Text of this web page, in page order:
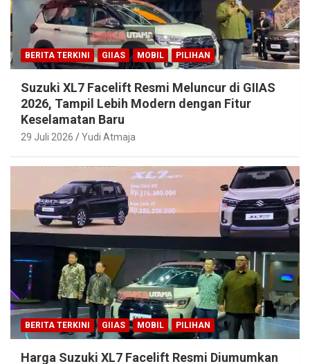
BERITA TERKINI GIIAS MOBIL PILIHAN
Suzuki XL7 Facelift Resmi Meluncur di GIIAS
2026, Tampil Lebih Modern dengan Fitur
Keselamatan Baru
29 Juli 2026 Yudi Atmaja
BERITA TERKINI GIIAS MOBIL PILIHAN
Harga Suzuki XL7 Facelift Resmi Diumumkan